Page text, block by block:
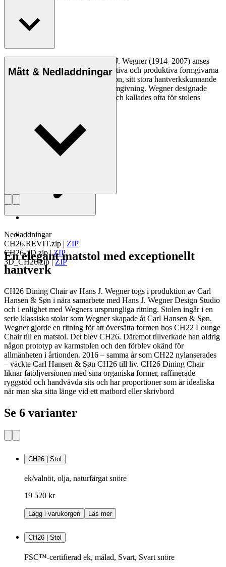
Den danske möbeldesignern Hans J. Wegner (1914–2007) anses
vara en av de mest kreativa, innovativa och produktiva formgivarna
genom tiderna, känd för sin precision, sitt stora hantverkskunnande
och sin kompromisslösa syn på formgivning. Wegner designade
nästan 500 stolar under sin livstid och kallades ofta för stolens
Läs mer om Hans J. Wegner
Mått & Nedladdningar
Nedladdningar
CH26.REVIT.zip | ZIP
CH26-2D.zip|ZIP
3D_CH26.zip|ZIP
En elegant matstol med exceptionellt
hantverk
CH26 Dining Chair av Hans J. Wegner togs i produktion av Carl
Hansen & Søn i nära samarbete med Hans J. Wegner Design Studio
och i enlighet med Wegners ursprungliga ritning. Stolen ingår i en
serie klassiska stolar som Wegner skapade åt Carl Hansen & Søn.
Wegner gjorde en ritning för att översätta formen hos CH22 Lounge
Chair till en matstol. Det blev CH26. Däremot tillverkade han aldrig
någon prototyp av karmstolen och den förblev okänd för
allmänheten i årtionden. 2016 – samma år som CH22 nylanserades
– väckte Carl Hansen & Søn CH26 till liv. CH26 Dining Chair
liknar fåtöljversionen med sina organiska former, raffinerade
ryggstöd och handvävda sits och har proportioner som är idealiska
när man ska sitta länge vid ett matbord eller skrivbord
Se 6 varianter
CH26 | Stol
ek/valnöt, olja, naturfärgat snöre
19 520 kr
Lägg i varukorgen Läs mer
CH26 | Stol
FSC™-certifierad ek, målad, Svart, Svart snöre